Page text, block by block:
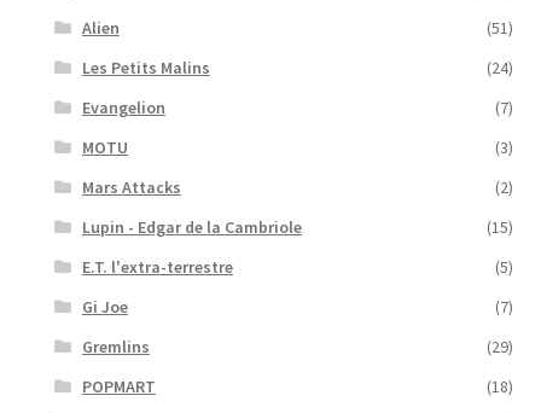
Alien
(51)
Les Petits Malins
(24)
Evangelion
(7)
MOTU
(3)
Mars Attacks
(2)
Lupin - Edgar de la Cambriole
(15)
E.T. l'extra-terrestre
(5)
Gi Joe
(7)
Gremlins
(29)
POPMART
(18)